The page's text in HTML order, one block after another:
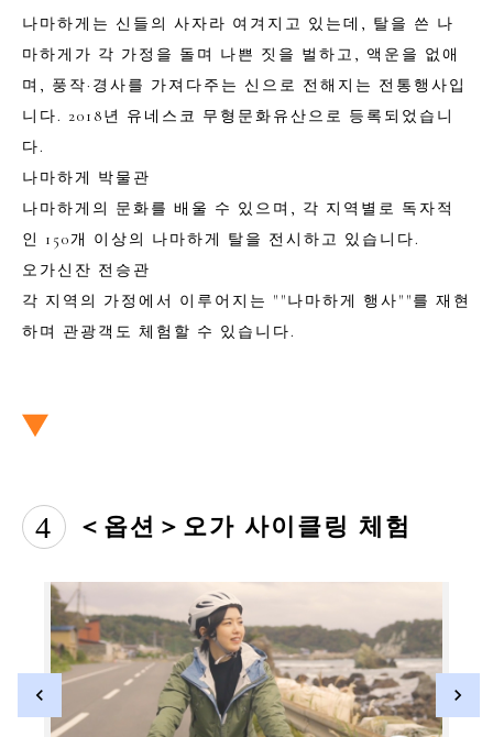
나마하게는 신들의 사자라 여겨지고 있는데, 탈을 쓴 나
마하게가 각 가정을 돌며 나쁜 짓을 벌하고, 액운을 없애
며, 풍작·경사를 가져다주는 신으로 전해지는 전통행사입
니다. 2018년 유네스코 무형문화유산으로 등록되었습니
다.
나마하게 박물관
나마하게의 문화를 배울 수 있으며, 각 지역별로 독자적
인 150개 이상의 나마하게 탈을 전시하고 있습니다.
오가신잔 전승관
각 지역의 가정에서 이루어지는 ""나마하게 행사""를 재현
하며 관광객도 체험할 수 있습니다.
4 ＜옵션＞오가 사이클링 체험